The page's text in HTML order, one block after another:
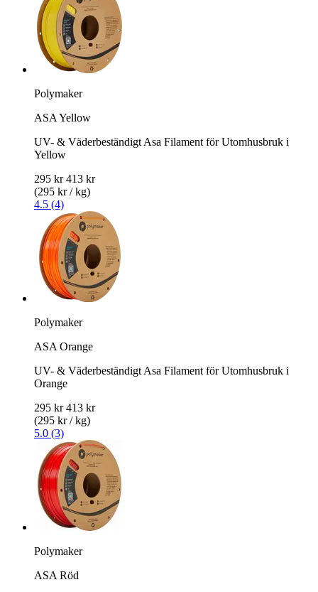
Polymaker
ASA Yellow
UV- & Väderbeständigt Asa Filament för Utomhusbruk i
Yellow
295 kr 413 kr
(295 kr / kg)
4.5 (4)
Polymaker
ASA Orange
UV- & Väderbeständigt Asa Filament för Utomhusbruk i
Orange
295 kr 413 kr
(295 kr / kg)
5.0 (3)
Polymaker
ASA Röd